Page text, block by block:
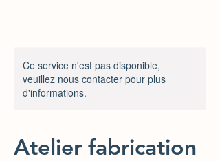
Ce service n'est pas disponible,
veuillez nous contacter pour plus
d'informations.
Atelier fabrication